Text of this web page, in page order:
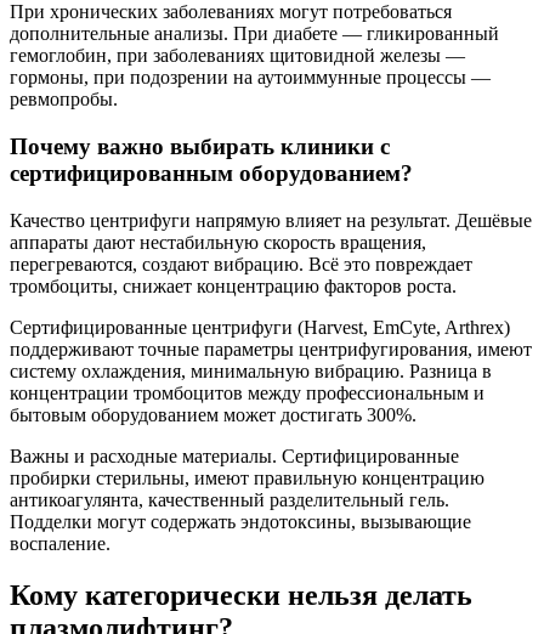
При хронических заболеваниях могут потребоваться
дополнительные анализы. При диабете — гликированный
гемоглобин, при заболеваниях щитовидной железы —
гормоны, при подозрении на аутоиммунные процессы —
ревмопробы.
Почему важно выбирать клиники с
сертифицированным оборудованием?
Качество центрифуги напрямую влияет на результат. Дешёвые
аппараты дают нестабильную скорость вращения,
перегреваются, создают вибрацию. Всё это повреждает
тромбоциты, снижает концентрацию факторов роста.
Сертифицированные центрифуги (Harvest, EmCyte, Arthrex)
поддерживают точные параметры центрифугирования, имеют
систему охлаждения, минимальную вибрацию. Разница в
концентрации тромбоцитов между профессиональным и
бытовым оборудованием может достигать 300%.
Важны и расходные материалы. Сертифицированные
пробирки стерильны, имеют правильную концентрацию
антикоагулянта, качественный разделительный гель.
Подделки могут содержать эндотоксины, вызывающие
воспаление.
Кому категорически нельзя делать
плазмолифтинг?